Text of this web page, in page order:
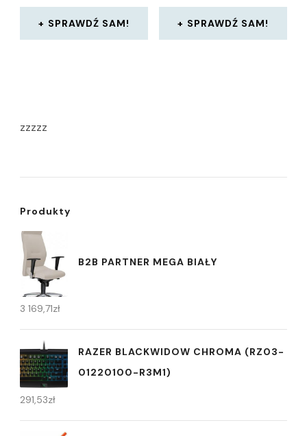
SPRAWDŹ SAM! SPRAWDŹ SAM!
zzzzz
Produkty
B2B PARTNER MEGA BIAŁY
3 169,71zł
RAZER BLACKWIDOW CHROMA (RZ03-
01220100-R3M1)
291,53zł